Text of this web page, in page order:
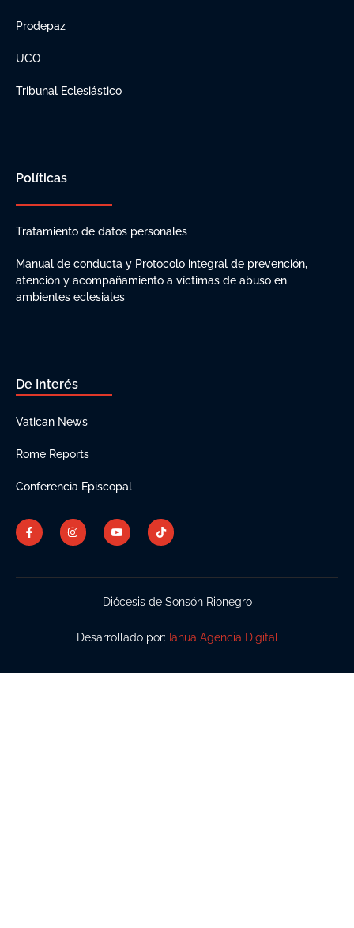
Prodepaz
UCO
Tribunal Eclesiástico
Políticas
Tratamiento de datos personales
Manual de conducta y Protocolo integral de prevención,
atención y acompañamiento a víctimas de abuso en
ambientes eclesiales
De Interés
Vatican News
Rome Reports
Conferencia Episcopal
Diócesis de Sonsón Rionegro
Desarrollado por: Ianua Agencia Digital